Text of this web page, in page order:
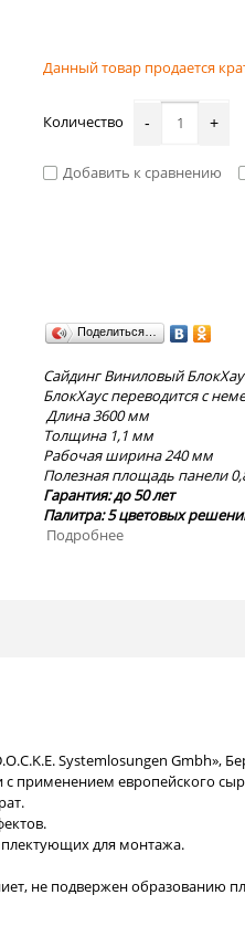
Данный товар продается
Количество - +
Добавить к сравнению
Поделиться…
Сайдинг Виниловый
БлокХаус переводится с
Длина 3600 мм
Толщина 1,1 мм
Рабочая ширина 240 мм
Полезная площадь панели
Гарантия: до 50 лет
Палитра: 5 цветовых
Подробнее
Systemlosungen Gmbh»,
европейского
для монтажа.
не подвержен образованию